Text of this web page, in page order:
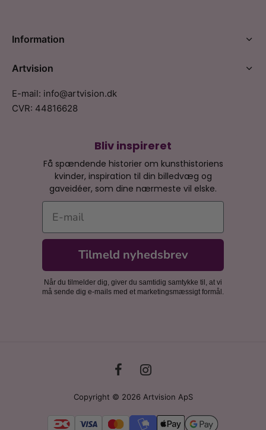
Bliv inspireret
Få spændende historier om kunsthistoriens
kvinder, inspiration til din billedvæg og
gaveidéer, som dine nærmeste vil elske.
E-mail
Tilmeld nyhedsbrev
Når du tilmelder dig, giver du samtidig samtykke til, at vi
må sende dig e-mails med et marketingsmæssigt formål.
Information
Artvision
E-mail: info@artvision.dk
CVR: 44816628
Copyright © 2026 Artvision ApS